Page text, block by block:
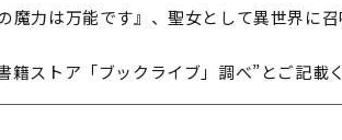
魔力は万能です』、聖女として異世界に
ストア「ブックライブ」調べ”とご記載く